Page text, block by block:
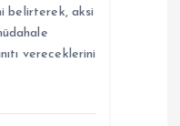
belirterek, aksi
vereceklerini